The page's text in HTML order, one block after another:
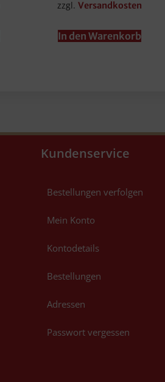
zzgl.Versandkosten
In den Warenkorb
Kundenservice
Bestellungen verfolgen
Mein Konto
Kontodetails
Bestellungen
Adressen
Passwort vergessen